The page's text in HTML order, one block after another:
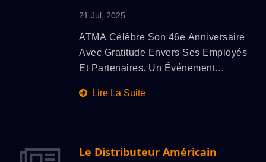
21 Jul, 2025
ATMA Célèbre Son 46e Anniversaire
Avec Gratitude Envers Ses Employés
Et Partenaires. Un Événement
Réfléchi À La Croissance De
Lire La Suite
Le Distributeur Américain